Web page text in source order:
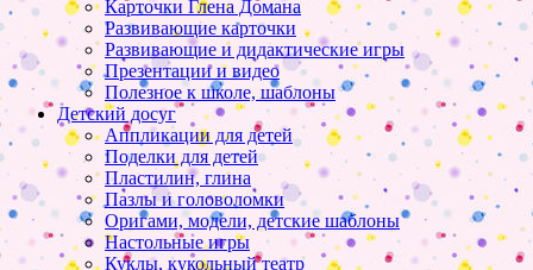
Карточки Глена Домана
Развивающие карточки
Развивающие и дидактические игры
Презентации и видео
Полезное к школе, шаблоны
Детский досуг
Аппликации для детей
Поделки для детей
Пластилин, глина
Пазлы и головоломки
Оригами, модели, детские шаблоны
Настольные игры
Куклы, кукольный театр